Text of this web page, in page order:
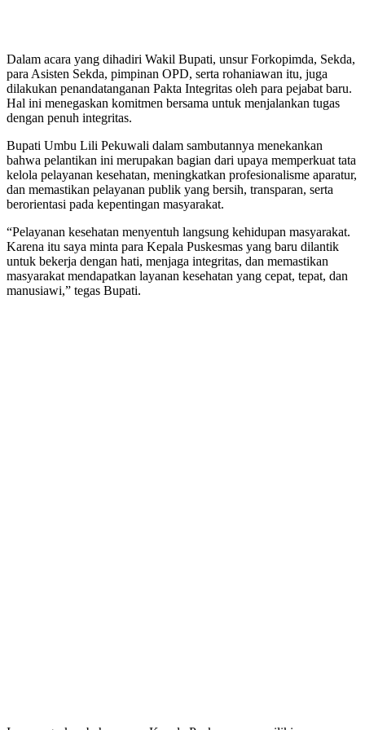
Dalam acara yang dihadiri Wakil Bupati, unsur Forkopimda, Sekda,
para Asisten Sekda, pimpinan OPD, serta rohaniawan itu, juga
dilakukan penandatanganan Pakta Integritas oleh para pejabat baru.
Hal ini menegaskan komitmen bersama untuk menjalankan tugas
dengan penuh integritas.
Bupati Umbu Lili Pekuwali dalam sambutannya menekankan
bahwa pelantikan ini merupakan bagian dari upaya memperkuat tata
kelola pelayanan kesehatan, meningkatkan profesionalisme aparatur,
dan memastikan pelayanan publik yang bersih, transparan, serta
berorientasi pada kepentingan masyarakat.
“Pelayanan kesehatan menyentuh langsung kehidupan masyarakat.
Karena itu saya minta para Kepala Puskesmas yang baru dilantik
untuk bekerja dengan hati, menjaga integritas, dan memastikan
masyarakat mendapatkan layanan kesehatan yang cepat, tepat, dan
manusiawi,” tegas Bupati.